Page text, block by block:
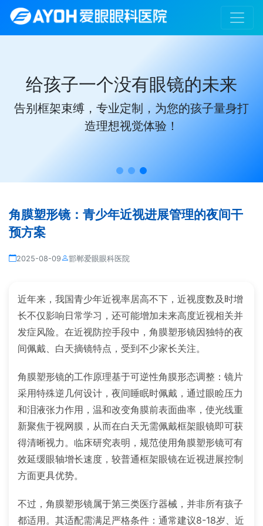
给孩子一个没有眼镜的未来
告别框架束缚，专业定制，为您的孩子量身打
造理想视觉体验！
角膜塑形镜：青少年近视进展管理的夜间干
预方案
2025-08-09 邯郸爱眼眼科医院
近年来，我国青少年近视率居高不下，近视度数及时增
长不仅影响日常学习，还可能增加未来高度近视相关并
发症风险。在近视防控手段中，角膜塑形镜因独特的夜
间佩戴、白天摘镜特点，受到不少家长关注。
角膜塑形镜的工作原理基于可逆性角膜形态调整：镜片
采用特殊逆几何设计，夜间睡眠时佩戴，通过眼睑压力
和泪液张力作用，温和改变角膜前表面曲率，使光线重
新聚焦于视网膜，从而在白天无需佩戴框架眼镜即可获
得清晰视力。临床研究表明，规范使用角膜塑形镜可有
效延缓眼轴增长速度，较普通框架眼镜在近视进展控制
方面更具优势。
不过，角膜塑形镜属于第三类医疗器械，并非所有孩子
都适用。其适配需满足严格条件：通常建议8-18岁、近